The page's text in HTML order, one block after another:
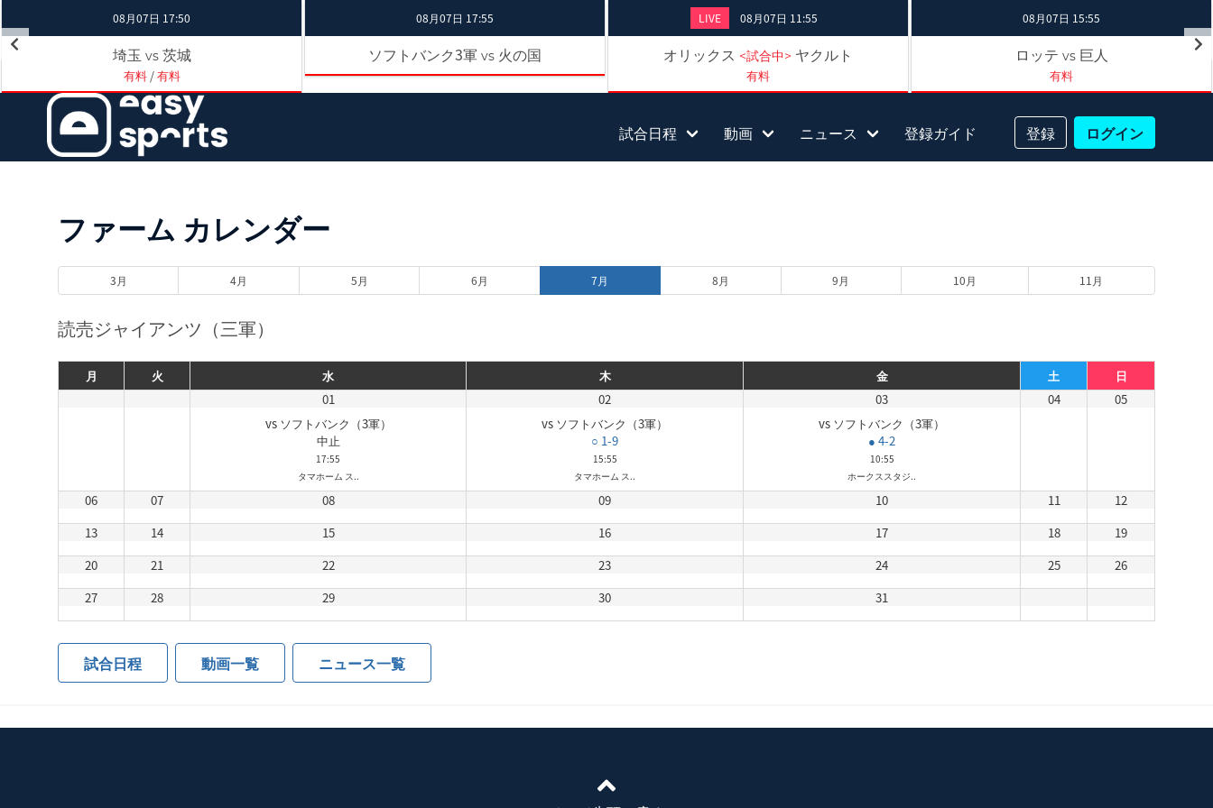
08月07日 17:50
埼玉 vs 茨城
有料/有料
08月07日 17:55
ソフトバンク3軍 vs 火の国
LIVE 08月07日 11:55
オリックス <試合中> ヤクルト
有料
08月07日 15:55
ロッテ vs 巨人
有料
試合日程 動画 ニュース 登録ガイド 登録 ログイン
ファーム カレンダー
3月 4月 5月 6月 7月 8月 9月 10月 11月
読売ジャイアンツ（三軍）
月 火 水 木 金 土
日
01
vs ソフトバンク（3軍）
中止
17:55
タマホーム ス..
02
vs ソフトバンク（3軍）
○ 1-9
15:55
タマホーム ス..
03
vs ソフトバンク（3軍）
● 4-2
10:55
ホークススタジ..
04 05
06 07 08 09 10 11
12
13
14 15 16 17 18
19
20
21 22 23 24 25
26
27
28 29 30 31
試合日程 動画一覧 ニュース一覧